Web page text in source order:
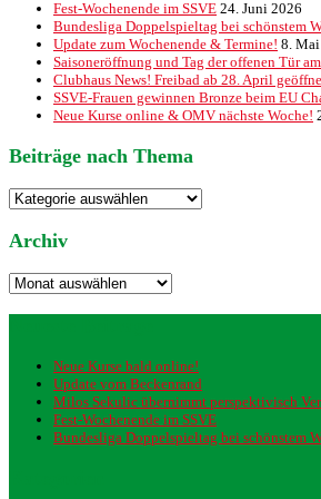
Fest-Wochenende im SSVE 24. Juni 2026
Bundesliga Doppelspieltag bei schönstem
Update zum Wochenende & Termine! 8.
Saisoneröffnung und Tag der offenen Tür
Clubhaus News! Freibad ab 28. April
SSVE-Frauen gewinnen Bronze beim EU
Neue Kurse online & OMV nächste Woche!
Beiträge nach Thema
Beiträge
nach
Thema
Archiv
Archiv
Neue Kurse bald online!
Update vom Beckenrand
Milos Sekulic übernimmt perspektivisch
Fest-Wochenende im SSVE
Bundesliga Doppelspieltag bei schönstem